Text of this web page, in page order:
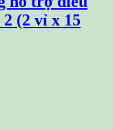
(2 vỉ x 15